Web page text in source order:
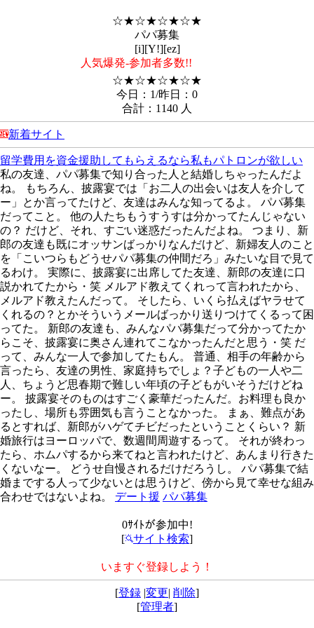
☆★☆★☆★☆★
パパ募集
[i][Y!][ez]
人気爆発-参加者多数!!
☆★☆★☆★☆★
今日：1/昨日：0
合計：1140 人
新着サイト
留学費用を資金援助してもらえるなら私もパトロンが欲しい
私の友達、パパ募集で知り合った人と結婚しちゃったんだよ
ね。 もちろん、披露宴では「お二人の出会いは友人を介して
ー」とか言ってたけど、友達はみんな知ってるよ。 パパ募集
だってこと。 他の人たちもうすうすは分かってたんじゃない
の？ だけど、それ、すごい迷惑だったんだよね。 つまり、新
郎の友達も既にオッサンばっかりなんだけど、新婦友人のこと
を「こいつらもどうせパパ募集の仲間だろ」みたいな目で見て
るわけ。 実際に、披露宴に出席してた友達、新郎の友達に口
説かれてたから・笑 メルアド教えてくれって言われたから、
メルアド教えたんだって。 そしたら、いくら払えばヤラせて
くれるの？とかそういうメールばっかり送りつけてくるって困
ってた。 新郎の友達も、みんなパパ募集だって分かってたか
らこそ、披露宴に奥さん連れてこなかったんだと思う・笑 だ
って、みんな一人で参加してたもん。 普通、相手の年齢から
言ったら、友達の男性、家庭持ちでしょ？子どもの一人や二
人、ちょうど思春期で難しい年頃の子どもがいそうだけどね
ー。 披露宴そのものはすごく豪華だったんだ。お料理も良か
ったし、場所も雰囲気も言うことなかった。 まぁ、難点があ
るとすれば、新郎がハゲてチビだったということくらい？ 新
婚旅行はヨーロッパで、数週間周遊するって。 それが終わっ
たら、ホムパするから来てねと言われたけど、あんまり行きた
くないなー。 どうせ自慢されるだけだろうし。 パパ募集で結
婚までする人って少ないとは思うけど、傍から見て幸せな組み
合わせではないよね。 デート援 パパ募集
0ｻｲﾄが参加中!
[
サイト検索]
いますぐ登録しよう！
[登録 |変更| 削除]
[管理者]